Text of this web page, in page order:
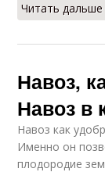
Читать
Навоз,
Навоз в
Навоз как
Именно он
плодородие